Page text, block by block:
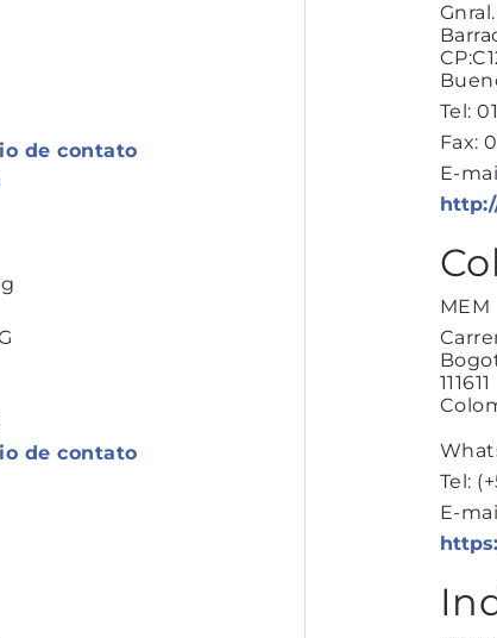
de contato
de contato
Tel:
Fax:
E-
MEM
111611
Tel:
E-